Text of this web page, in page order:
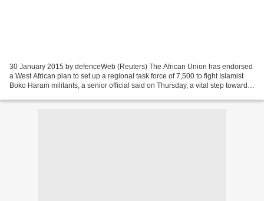
30 January 2015 by defenceWeb (Reuters) The African Union has endorsed
a West African plan to set up a regional task force of 7,500 to fight Islamist
Boko Haram militants, a senior official said on Thursday, a vital step towards